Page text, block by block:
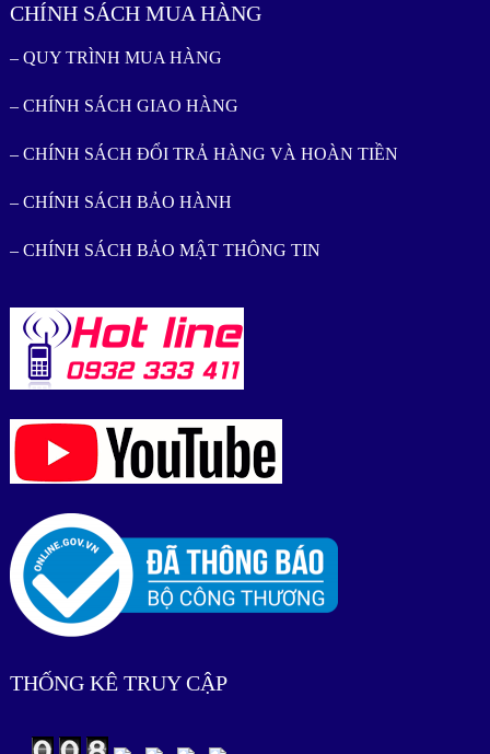
CHÍNH SÁCH MUA HÀNG
– QUY TRÌNH MUA HÀNG
– CHÍNH SÁCH GIAO HÀNG
– CHÍNH SÁCH ĐỔI TRẢ HÀNG VÀ HOÀN TIỀN
– CHÍNH SÁCH BẢO HÀNH
– CHÍNH SÁCH BẢO MẬT THÔNG TIN
THỐNG KÊ TRUY CẬP